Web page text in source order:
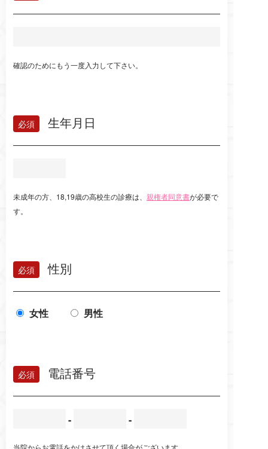
確認のためにもう一度入力して下さい。
生年月日
未成年の方、18,19歳の高校生の診療は、 親権者同意書が必要で
す。
性別
女性 男性
電話番号
- -
当院からお電話をかけさせて頂く場合がございます。